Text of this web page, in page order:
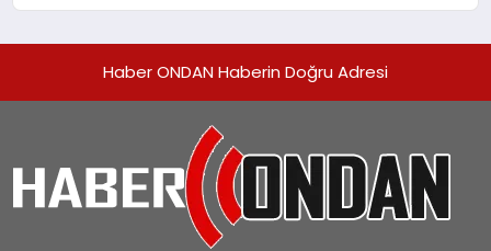
Haber ONDAN Haberin Doğru Adresi